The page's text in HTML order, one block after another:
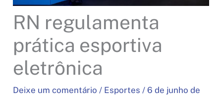
RN regulamenta
prática esportiva
eletrônica
Deixe um comentário / Esportes /6 de junho de